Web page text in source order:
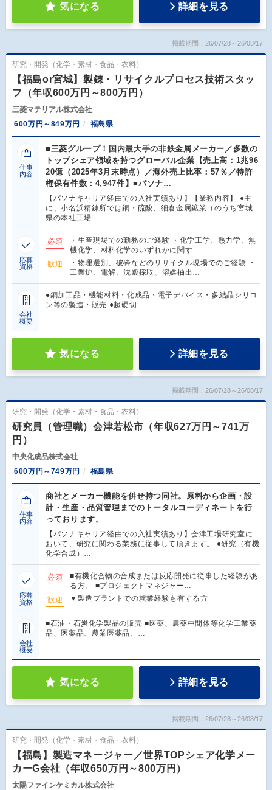
気になる 詳細を見る
掲載期間：26/07/28～26/08/17
研究・開発（化学・素材・食品・衣料）
【福島or宮城】製錬・リサイクルプロセス技術スタッ
フ（年収600万円～800万円）
三菱マテリアル株式会社
600万円～849万円
福島県
仕事
内容
■三菱グループ！国内最大手の非鉄金属メーカー／多数の
トップシェア領域を持つグローバル企業【売上高：1兆96
20億（2025年3月末時点）／海外売上比率：57％／特許
権保有件数：4,947件】■パソナ…
【パソナキャリア経由での入社実績あり】【業務内容】 ●主
に、小名浜精錬所では銅・硫酸、細倉金属鉱業（のうち宮城
県の本社工場…
応募
資格
必須
・生産現場での勤務のご経験 ・化学工学、熱力学、無
機化学、材料化学のいずれかに関す…
歓迎
・物理選別、破砕などのリサイクル現場でのご経験 ・
工業炉、電解、沈殿採取、溶媒抽出…
会社
概要
●銅加工品・機能材料・化成品・電子デバイス・多結晶シリコ
ン等の製造・販売 ●超硬切…
気になる 詳細を見る
掲載期間：26/07/28～26/08/17
研究・開発（化学・素材・食品・衣料）
研究員（管理職）会津若松市（年収627万円～741万
円）
中央化成品株式会社
600万円～749万円
福島県
仕事
内容
商社とメーカー機能を併せ持つ同社。原料から企画・設
計・生産・品質管理までのトータルコーディネートを行
っております。
【パソナキャリア経由での入社実績あり】会津工場研究室に
おいて、研究に関わる業務に従事して頂きます。 ●研究（有機
化学合成）…
応募
資格
必須
■有機化合物の合成または反応開発に従事した経験があ
る方。 ■プロジェクトマネジャー…
歓迎
▼製造プラントでの就業経験も有する方
会社
概要
■石油・石炭化学製品の販売 ■医薬、農薬中間体等化学工業薬
品、医薬品、農業医薬品、…
気になる 詳細を見る
掲載期間：26/07/28～26/08/17
研究・開発（化学・素材・食品・衣料）
【福島】製造マネージャー／世界TOPシェア化学メー
カーG会社（年収650万円～800万円）
太陽ファインケミカル株式会社